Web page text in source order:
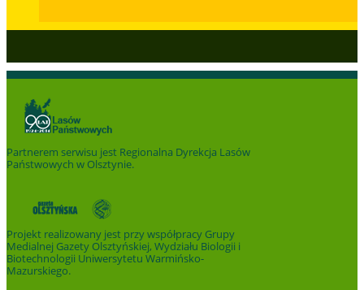
Partnerem serwisu jest Regionalna Dyrekcja Lasów
Państwowych w Olsztynie.
Projekt realizowany jest przy współpracy Grupy
Medialnej Gazety Olsztyńskiej, Wydziału Biologii i
Biotechnologii Uniwersytetu Warmińsko-
Mazurskiego.